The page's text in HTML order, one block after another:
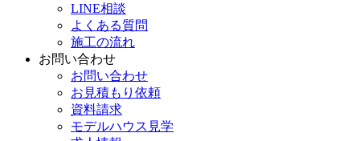
LINE相談
よくある質問
施工の流れ
お問い合わせ
お問い合わせ
お見積もり依頼
資料請求
モデルハウス見学